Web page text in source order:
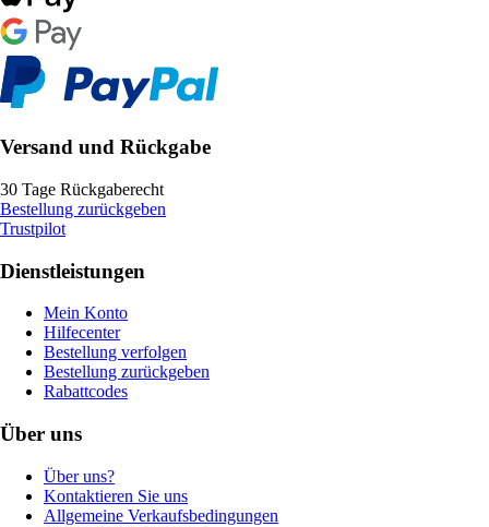
Versand und Rückgabe
30 Tage Rückgaberecht
Bestellung zurückgeben
Trustpilot
Dienstleistungen
Mein Konto
Hilfecenter
Bestellung verfolgen
Bestellung zurückgeben
Rabattcodes
Über uns
Über uns?
Kontaktieren Sie uns
Allgemeine Verkaufsbedingungen